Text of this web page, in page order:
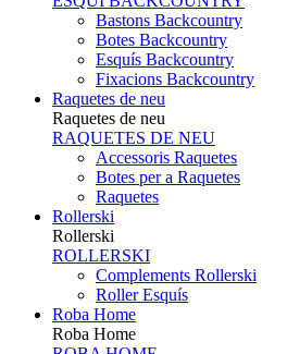
Bastons Backcountry
Botes Backcountry
Esquís Backcountry
Fixacions Backcountry
Raquetes de neu
Raquetes de neu
RAQUETES DE NEU
Accessoris Raquetes
Botes per a Raquetes
Raquetes
Rollerski
Rollerski
ROLLERSKI
Complements Rollerski
Roller Esquís
Roba Home
Roba Home